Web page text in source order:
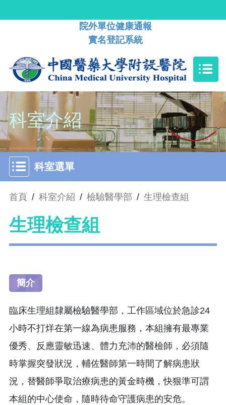
院外單位健康通報
實名登記系統
科室介紹
科室選單
首頁 / 科室介紹 / 檢驗醫學部 / 生理檢查組
生理檢查組
簡介
臨床生理組隸屬檢驗醫學部，工作區域位於急診24
小時不打烊在第一線為病患服務，本組擁有最專業
優秀、反應靈敏迅速、體力充沛的醫檢師，必須隨
時掌握突發狀況，輔佐醫師第一時間了解病患狀
況，替醫師爭取治療病患的黃金時機，快狠準可謂
本組的中心使命，隨時待命守護病患的安危。